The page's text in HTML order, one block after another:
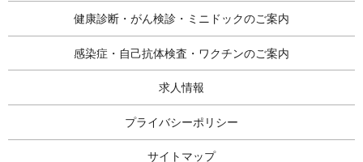
健康診断・がん検診・ミニドックのご案内
感染症・自己抗体検査・ワクチンのご案内
求人情報
プライバシーポリシー
サイトマップ